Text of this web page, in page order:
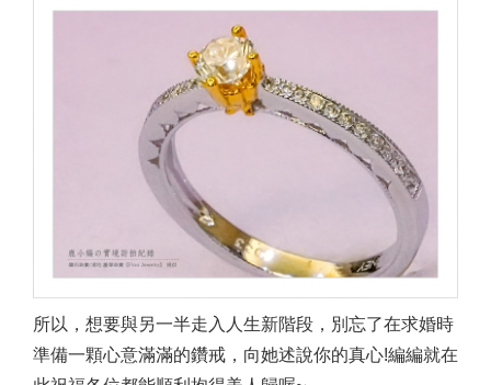
所以，想要與另一半走入人生新階段，別忘了在求婚時
準備一顆心意滿滿的鑽戒，向她述說你的真心!編編就在